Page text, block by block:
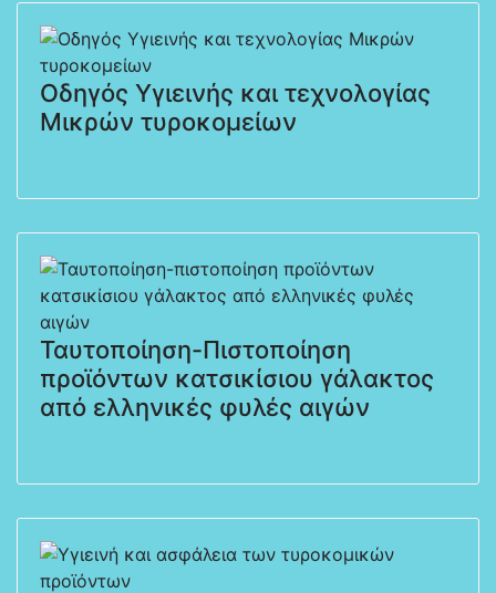
Οδηγός Υγιεινής και τεχνολογίας
Μικρών τυροκομείων
Ταυτοποίηση-Πιστοποίηση
προϊόντων κατσικίσιου γάλακτος
από ελληνικές φυλές αιγών